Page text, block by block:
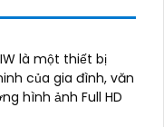
là một thiết bị
của gia đình, văn